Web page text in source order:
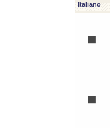
Italiano